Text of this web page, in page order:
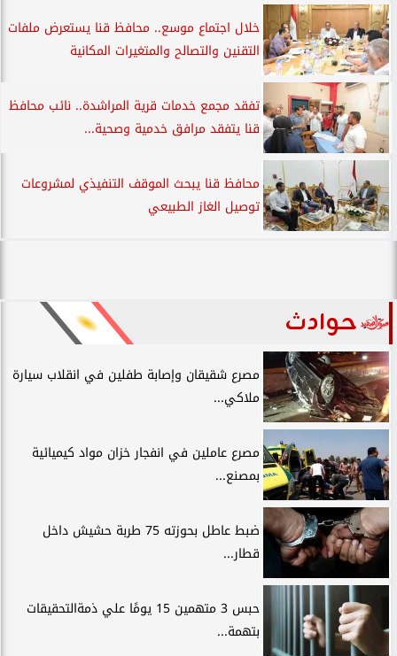
خلال اجتماع موسع.. محافظ قنا يستعرض ملفات
التقنين والتصالح والمتغيرات المكانية
تفقد مجمع خدمات قرية المراشدة.. نائب محافظ
قنا يتفقد مرافق خدمية وصحية...
محافظ قنا يبحث الموقف التنفيذي لمشروعات
توصيل الغاز الطبيعي
حوادث
مصرع شقيقان وإصابة طفلين في انقلاب سيارة
ملاكي...
مصرع عاملين في انفجار خزان مواد كيميائية
بمصنع...
ضبط عاطل بحوزته 75 طربة حشيش داخل
قطار...
حبس 3 متهمين 15 يومًا علي ذمةالتحقيقات
بتهمة...